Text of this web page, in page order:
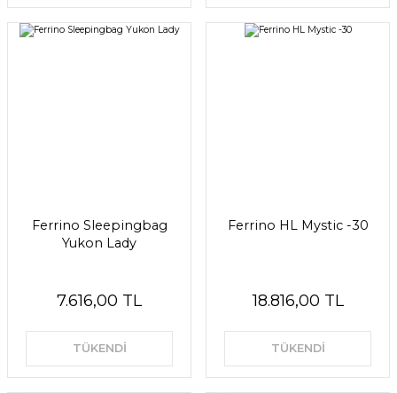
Ferrino Sleepingbag
Yukon Lady
7.616,00 TL
TÜKENDİ
Ferrino HL Mystic -30
18.816,00 TL
TÜKENDİ